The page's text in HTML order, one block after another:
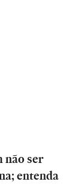
não ser
entenda